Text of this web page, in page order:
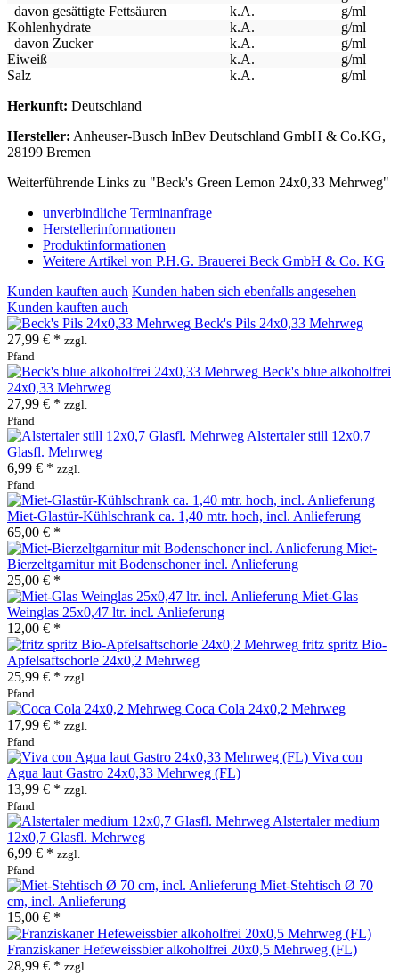
davon gesättigte Fettsäuren
k.A.
g/ml
Kohlenhydrate
k.A.
g/ml
davon Zucker
k.A.
g/ml
Eiweiß
k.A.
g/ml
Salz
k.A.
g/ml
Herkunft: Deutschland
Hersteller: Anheuser-Busch InBev Deutschland GmbH & Co.KG,
28199 Bremen
Weiterführende Links zu "Beck's Green Lemon 24x0,33 Mehrweg"
unverbindliche Terminanfrage
Herstellerinformationen
Produktinformationen
Weitere Artikel von P.H.G. Brauerei Beck GmbH & Co. KG
Kunden kauften auch Kunden haben sich ebenfalls angesehen
Kunden kauften auch
Beck's Pils 24x0,33 Mehrweg
27,99 € * zzgl.
Pfand
Beck's blue alkoholfrei
24x0,33 Mehrweg
27,99 € * zzgl.
Pfand
Alstertaler still 12x0,7
Glasfl. Mehrweg
6,99 € * zzgl.
Pfand
Miet-Glastür-Kühlschrank ca. 1,40 mtr. hoch, incl. Anlieferung
65,00 € *
Miet-
Bierzeltgarnitur mit Bodenschoner incl. Anlieferung
25,00 € *
Miet-Glas
Weinglas 25x0,47 ltr. incl. Anlieferung
12,00 € *
fritz spritz Bio-
Apfelsaftschorle 24x0,2 Mehrweg
25,99 € * zzgl.
Pfand
Coca Cola 24x0,2 Mehrweg
17,99 € * zzgl.
Pfand
Viva con
Agua laut Gastro 24x0,33 Mehrweg (FL)
13,99 € * zzgl.
Pfand
Alstertaler medium
12x0,7 Glasfl. Mehrweg
6,99 € * zzgl.
Pfand
Miet-Stehtisch Ø 70
cm, incl. Anlieferung
15,00 € *
Franziskaner Hefeweissbier alkoholfrei 20x0,5 Mehrweg (FL)
28,99 € * zzgl.